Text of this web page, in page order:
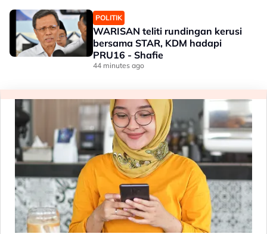
POLITIK
WARISAN teliti rundingan kerusi
bersama STAR, KDM hadapi
PRU16 - Shafie
44 minutes ago